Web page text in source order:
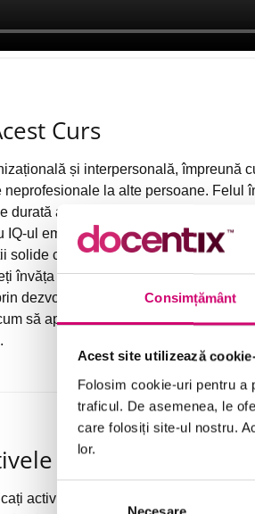
Consimțământ
Acest site utilizează
Folosim cookie-uri pentru a
traficul. De asemenea, le
care folosiți site-ul nostru.
lor.
Curs
și interpersonală, împreună
neprofesionale la alte persoane. Felul
durată asupra viitoarei dvs. relații. Cu
IQ-ul emoțional, vă puteți asigura că
solide cu acestea.
învăța cum să recunoașteți
dezvoltarea inteligenței emoționale,
să aplicați conștientizarea și
Cursului
activități de lucru care se bazează